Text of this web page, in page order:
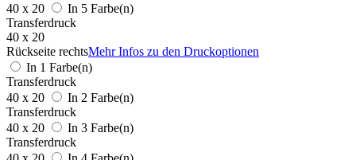
40 x 20
In 5 Farbe(n)
Transferdruck
40 x 20
Rückseite rechtsMehr Infos zu den Druckoptionen
In 1 Farbe(n)
Transferdruck
40 x 20
In 2 Farbe(n)
Transferdruck
40 x 20
In 3 Farbe(n)
Transferdruck